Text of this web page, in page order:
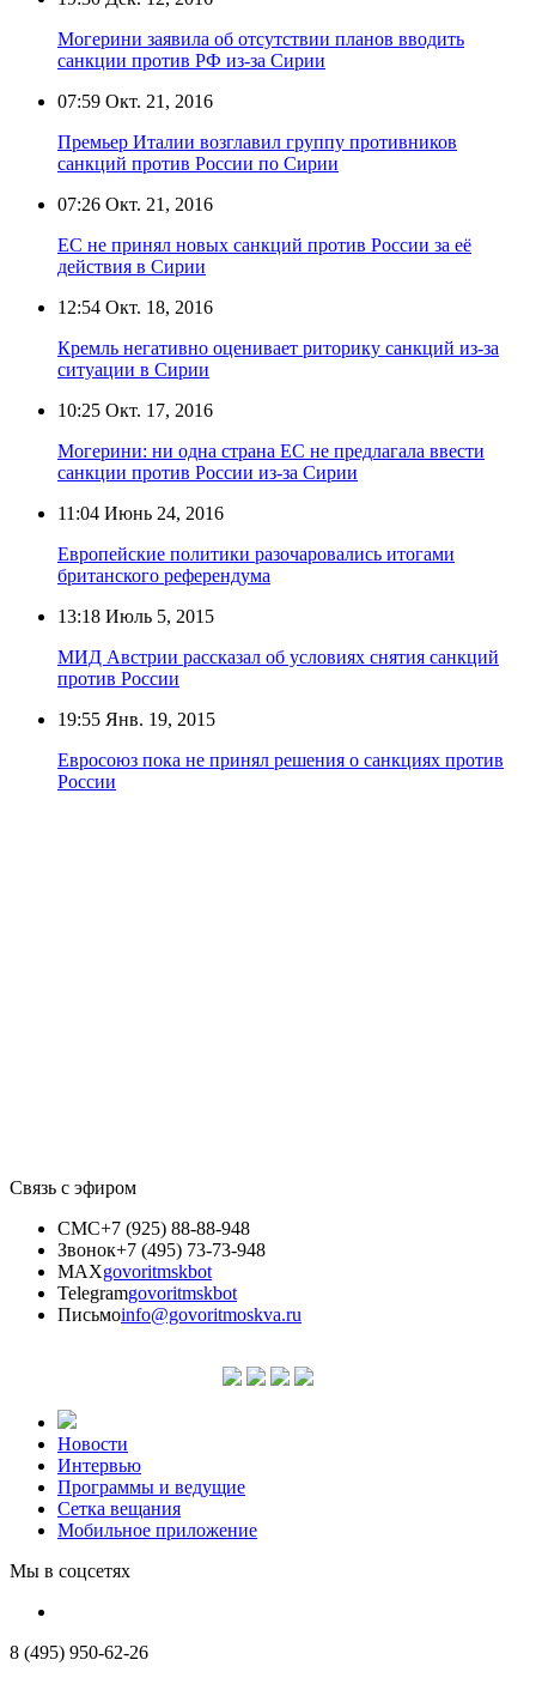
Могерини заявила об отсутствии планов вводить
санкции против РФ из-за Сирии
07:59 Окт. 21, 2016
Премьер Италии возглавил группу противников
санкций против России по Сирии
07:26 Окт. 21, 2016
ЕС не принял новых санкций против России за её
действия в Сирии
12:54 Окт. 18, 2016
Кремль негативно оценивает риторику санкций из-за
ситуации в Сирии
10:25 Окт. 17, 2016
Могерини: ни одна страна ЕС не предлагала ввести
санкции против России из-за Сирии
11:04 Июнь 24, 2016
Европейские политики разочаровались итогами
британского референдума
13:18 Июль 5, 2015
МИД Австрии рассказал об условиях снятия санкций
против России
19:55 Янв. 19, 2015
Евросоюз пока не принял решения о санкциях против
России
Связь с эфиром
СМС+7 (925) 88-88-948
Звонок+7 (495) 73-73-948
MAXgovoritmskbot
Telegramgovoritmskbot
Письмоinfo@govoritmoskva.ru
Новости
Интервью
Программы и ведущие
Сетка вещания
Мобильное приложение
Мы в соцсетях
8 (495) 950-62-26